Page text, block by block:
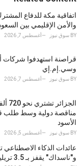
o
r
i
:
اتفاقية مكة للدفاع
والأمن الإقليمي بين
BY سوق نيوز أغسطس 7, 2026
قراصنة استهدفوا شركات
وسي.إم.إي
BY سوق نيوز أغسطس 7, 2026
مناقصة دولية وسط طلب
الأسود
BY سوق نيوز أغسطس 5, 2026
عائدات الذكاء
و"ناسداك" يقفز بـ 3.5 تريليون دولار